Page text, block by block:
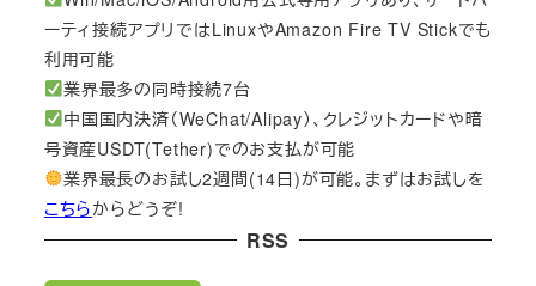
ーティ接続アプリではLinuxやAmazon Fire TV Stickでも
利用可能
業界最多の同時接続7台
中国国内決済（WeChat/Alipay）、クレジットカードや暗
号資産USDT(Tether)でのお支払が可能
業界最長のお試し2週間(14日)が可能。まずはお試しを
こちらからどうぞ!
RSS